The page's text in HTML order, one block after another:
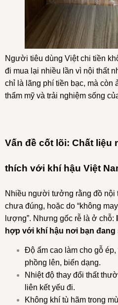
Người tiêu dùng Việt chi tiền
đi mua lại nhiều lần vì nội thất
chỉ là lãng phí tiền bạc, mà còn
thẩm mỹ và trải nghiệm sống
Vấn đề cốt lõi: Chất
thích với khí hậu Việt
Nhiều người tưởng rằng đồ nội
chưa đúng, hoặc do “không
lượng”. Nhưng gốc rễ là ở chỗ:
hợp với khí hậu nơi bạn đang
Độ ẩm cao làm cho gỗ
phồng lên, biến dạng.
Nhiệt độ thay đổi thất
liên kết yếu đi.
Không khí tù hãm trong